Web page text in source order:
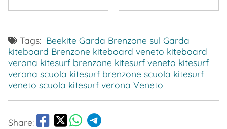
Tags: Beekite Garda Brenzone sul Garda
kiteboard Brenzone kiteboard veneto kiteboard
verona kitesurf brenzone kitesurf veneto kitesurf
verona scuola kitesurf brenzone scuola kitesurf
veneto scuola kitesurf verona Veneto
Share: